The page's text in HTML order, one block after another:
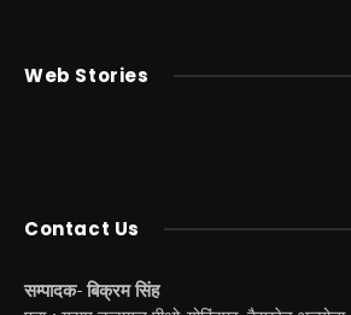
Web Stories
केदारनाथ से पहले होती है
Contact Us
सम्पादक- बिक्रम सिंह